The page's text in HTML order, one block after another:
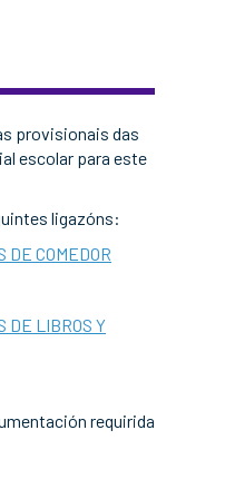
provisionais das
escolar para este
ligazóns:
DE COMEDOR
DE LIBROS Y
requirida